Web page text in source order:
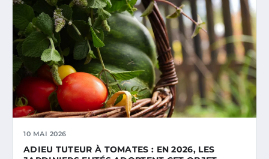
10 MAI 2026
ADIEU TUTEUR À TOMATES : EN 2026, LES